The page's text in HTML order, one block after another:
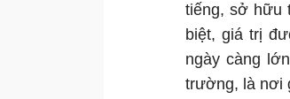
tiếng, sở hữu
biệt, giá trị
ngày càng
trường, là nơi